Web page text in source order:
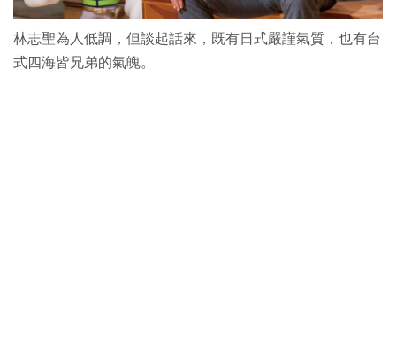
林志聖為人低調，但談起話來，既有日式嚴謹氣質，也有台
式四海皆兄弟的氣魄。